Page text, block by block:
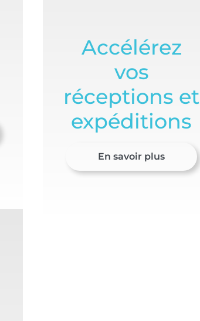
Accélérez
vos
réceptions et
expéditions
En savoir plus